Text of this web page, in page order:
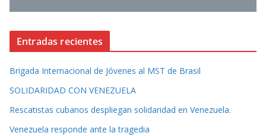
Entradas recientes
Brigada Internacional de Jóvenes al MST de Brasil
SOLIDARIDAD CON VENEZUELA
Rescatistas cubanos despliegan solidaridad en Venezuela.
Venezuela responde ante la tragedia